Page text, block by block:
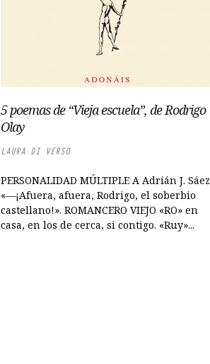
5 poemas de “Vieja escuela”, de Rodrigo
Olay
LAURA DI VERSO
PERSONALIDAD MÚLTIPLE A Adrián J. Sáez
«—¡Afuera, afuera, Rodrigo, el soberbio
castellano!». ROMANCERO VIEJO «RO» en
casa, en los de cerca, si contigo. «Ruy»...